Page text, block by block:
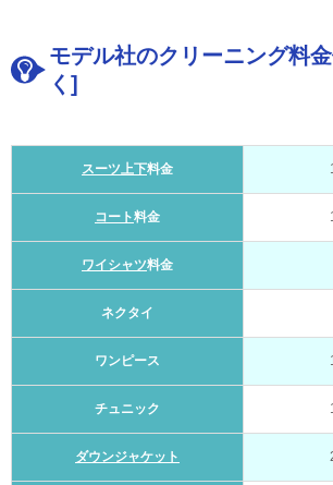
モデル社のクリーニング料
く]
スーツ上下料金
コート料金
ワイシャツ料金
ネクタイ
ワンピース
チュニック
ダウンジャケット